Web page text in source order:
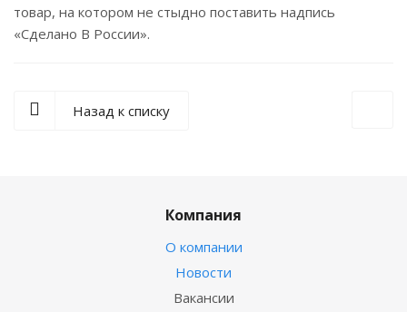
товар, на котором не стыдно поставить надпись
«Сделано В России».
Назад к списку
Компания
О компании
Новости
Вакансии